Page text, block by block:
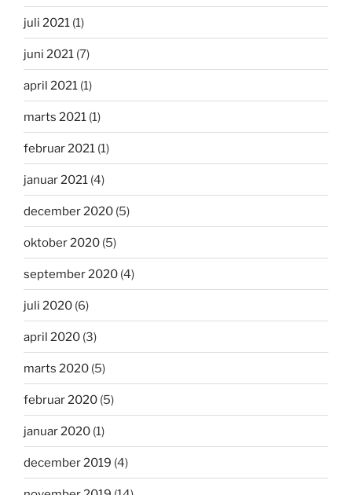
juli 2021 (1)
juni 2021 (7)
april 2021 (1)
marts 2021 (1)
februar 2021 (1)
januar 2021 (4)
december 2020 (5)
oktober 2020 (5)
september 2020 (4)
juli 2020 (6)
april 2020 (3)
marts 2020 (5)
februar 2020 (5)
januar 2020 (1)
december 2019 (4)